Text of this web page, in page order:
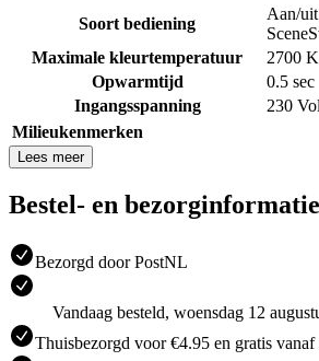
Soort bediening
Aan/
Maximale kleurtemperatuur
2700
Opwarmtijd
0.5 sec
Ingangsspanning
230
Milieukenmerken
Lees meer
Bestel- en bezorginformatie
Bezorgd door PostNL
Vandaag besteld, woensdag 12
Thuisbezorgd voor €4.95 en gratis vanaf